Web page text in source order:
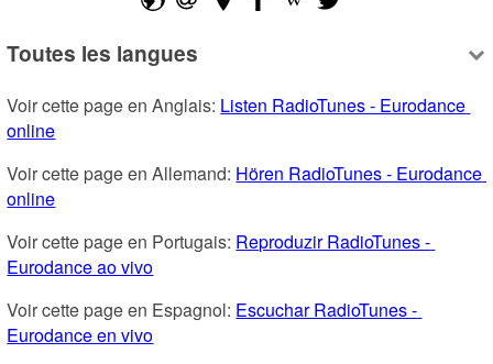
Toutes les langues
Voir cette page en Anglais: Listen RadioTunes - Eurodance
online
Voir cette page en Allemand: Hören RadioTunes - Eurodance
online
Voir cette page en Portugais: Reproduzir RadioTunes -
Eurodance ao vivo
Voir cette page en Espagnol: Escuchar RadioTunes -
Eurodance en vivo